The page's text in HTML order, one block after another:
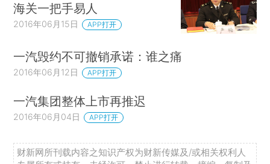
海关一把手易人
2016年06月15日 APP打开
一汽毁约不可撤销承诺：谁之痛
2016年06月12日 APP打开
一汽集团整体上市再推迟
2016年06月04日 APP打开
财新网所刊载内容之知识产权为财新传媒及/或相关权利人